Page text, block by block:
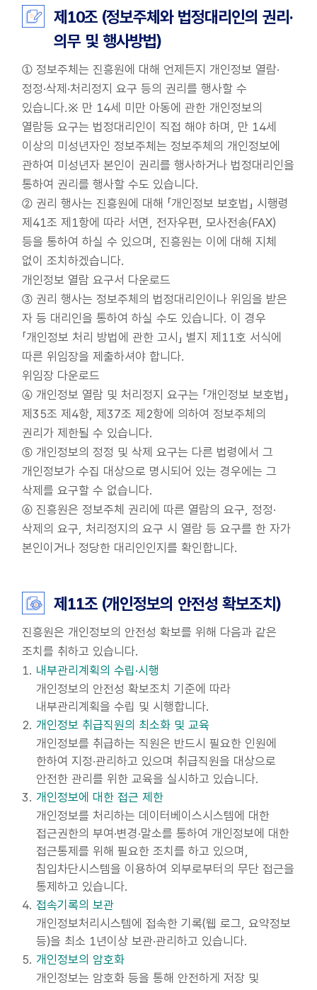
제10조 (정보주체와 법정대리인의 권리·
의무 및 행사방법)
① 정보주체는 진흥원에 대해 언제든지 개인정보 열람·
정정·삭제·처리정지 요구 등의 권리를 행사할 수
있습니다.※ 만 14세 미만 아동에 관한 개인정보의
열람등 요구는 법정대리인이 직접 해야 하며, 만 14세
이상의 미성년자인 정보주체는 정보주체의 개인정보에
관하여 미성년자 본인이 권리를 행사하거나 법정대리인을
통하여 권리를 행사할 수도 있습니다.
② 권리 행사는 진흥원에 대해 「개인정보 보호법」 시행령
제41조 제1항에 따라 서면, 전자우편, 모사전송(FAX)
등을 통하여 하실 수 있으며, 진흥원는 이에 대해 지체
없이 조치하겠습니다.
개인정보 열람 요구서 다운로드
③ 권리 행사는 정보주체의 법정대리인이나 위임을 받은
자 등 대리인을 통하여 하실 수도 있습니다. 이 경우
「개인정보 처리 방법에 관한 고시」 별지 제11호 서식에
따른 위임장을 제출하셔야 합니다.
위임장 다운로드
④ 개인정보 열람 및 처리정지 요구는 「개인정보 보호법」
제35조 제4항, 제37조 제2항에 의하여 정보주체의
권리가 제한될 수 있습니다.
⑤ 개인정보의 정정 및 삭제 요구는 다른 법령에서 그
개인정보가 수집 대상으로 명시되어 있는 경우에는 그
삭제를 요구할 수 없습니다.
⑥ 진흥원은 정보주체 권리에 따른 열람의 요구, 정정·
삭제의 요구, 처리정지의 요구 시 열람 등 요구를 한 자가
본인이거나 정당한 대리인인지를 확인합니다.
제11조 (개인정보의 안전성 확보조치)
진흥원은 개인정보의 안전성 확보를 위해 다음과 같은
조치를 취하고 있습니다.
내부관리계획의 수립·시행
개인정보의 안전성 확보조치 기준에 따라
내부관리계획을 수립 및 시행합니다.
개인정보 취급직원의 최소화 및 교육
개인정보를 취급하는 직원은 반드시 필요한 인원에
한하여 지정·관리하고 있으며 취급직원을 대상으로
안전한 관리를 위한 교육을 실시하고 있습니다.
개인정보에 대한 접근 제한
개인정보를 처리하는 데이터베이스시스템에 대한
접근권한의 부여·변경·말소를 통하여 개인정보에 대한
접근통제를 위해 필요한 조치를 하고 있으며,
침입차단시스템을 이용하여 외부로부터의 무단 접근을
통제하고 있습니다.
접속기록의 보관
개인정보처리시스템에 접속한 기록(웹 로그, 요약정보
등)을 최소 1년이상 보관·관리하고 있습니다.
개인정보의 암호화
개인정보는 암호화 등을 통해 안전하게 저장 및